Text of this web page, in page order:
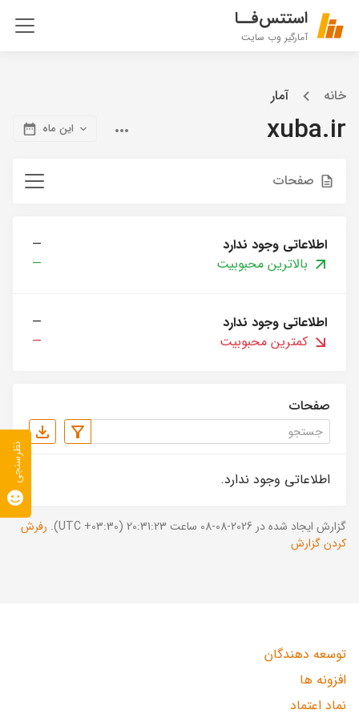
استتس‌فــا
آمارگیر وب سایت
خانه آمار
xuba.ir این ماه
صفحات
اطلاعاتی وجود ندارد
—
بالاترین محبوبیت
—
اطلاعاتی وجود ندارد
—
کمترین محبوبیت
—
صفحات
اطلاعاتی وجود ندارد.
گزارش ایجاد شده در 2026-08-08 ساعت 20:31:23 (UTC +03:30).
رفرش
کردن گزارش
توسعه دهندگان
افزونه ها
نماد اعتماد
نظرسنجی